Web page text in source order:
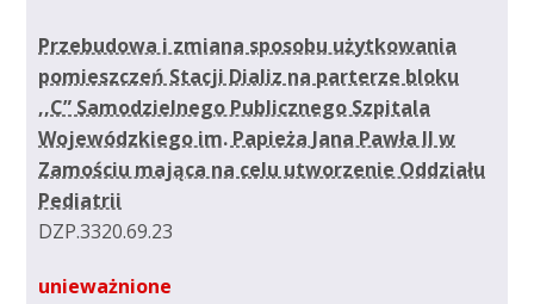
Przebudowa i zmiana sposobu użytkowania
pomieszczeń Stacji Dializ na parterze bloku
,,C” Samodzielnego Publicznego Szpitala
Wojewódzkiego im. Papieża Jana Pawła II w
Zamościu mająca na celu utworzenie Oddziału
Pediatrii
DZP.3320.69.23
unieważnione